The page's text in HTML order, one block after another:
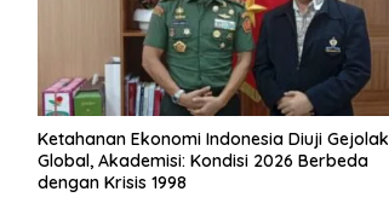
Ketahanan Ekonomi Indonesia Diuji Gejolak
Global, Akademisi: Kondisi 2026 Berbeda
dengan Krisis 1998